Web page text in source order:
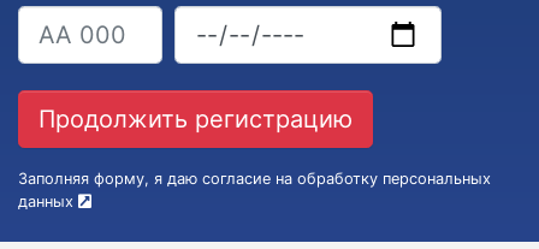
Заполняя форму, я даю согласие на обработку персональных
данных